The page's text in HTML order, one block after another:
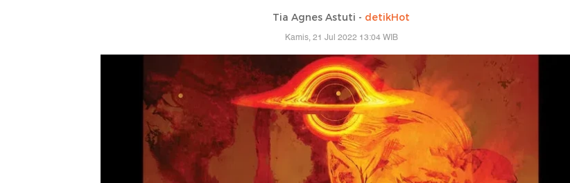
Tia Agnes Astuti - detikHot
Kamis, 21 Jul 2022 13:04 WIB